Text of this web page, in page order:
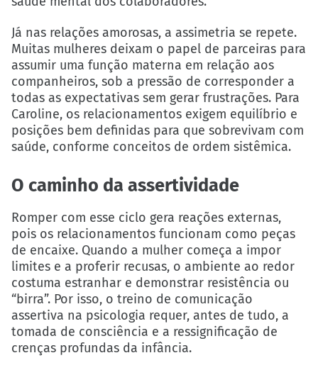
Já nas relações amorosas, a assimetria se repete.
Muitas mulheres deixam o papel de parceiras para
assumir uma função materna em relação aos
companheiros, sob a pressão de corresponder a
todas as expectativas sem gerar frustrações. Para
Caroline, os relacionamentos exigem equilíbrio e
posições bem definidas para que sobrevivam com
saúde, conforme conceitos de ordem sistêmica.
O caminho da assertividade
Romper com esse ciclo gera reações externas,
pois os relacionamentos funcionam como peças
de encaixe. Quando a mulher começa a impor
limites e a proferir recusas, o ambiente ao redor
costuma estranhar e demonstrar resistência ou
“birra”. Por isso, o treino de comunicação
assertiva na psicologia requer, antes de tudo, a
tomada de consciência e a ressignificação de
crenças profundas da infância.